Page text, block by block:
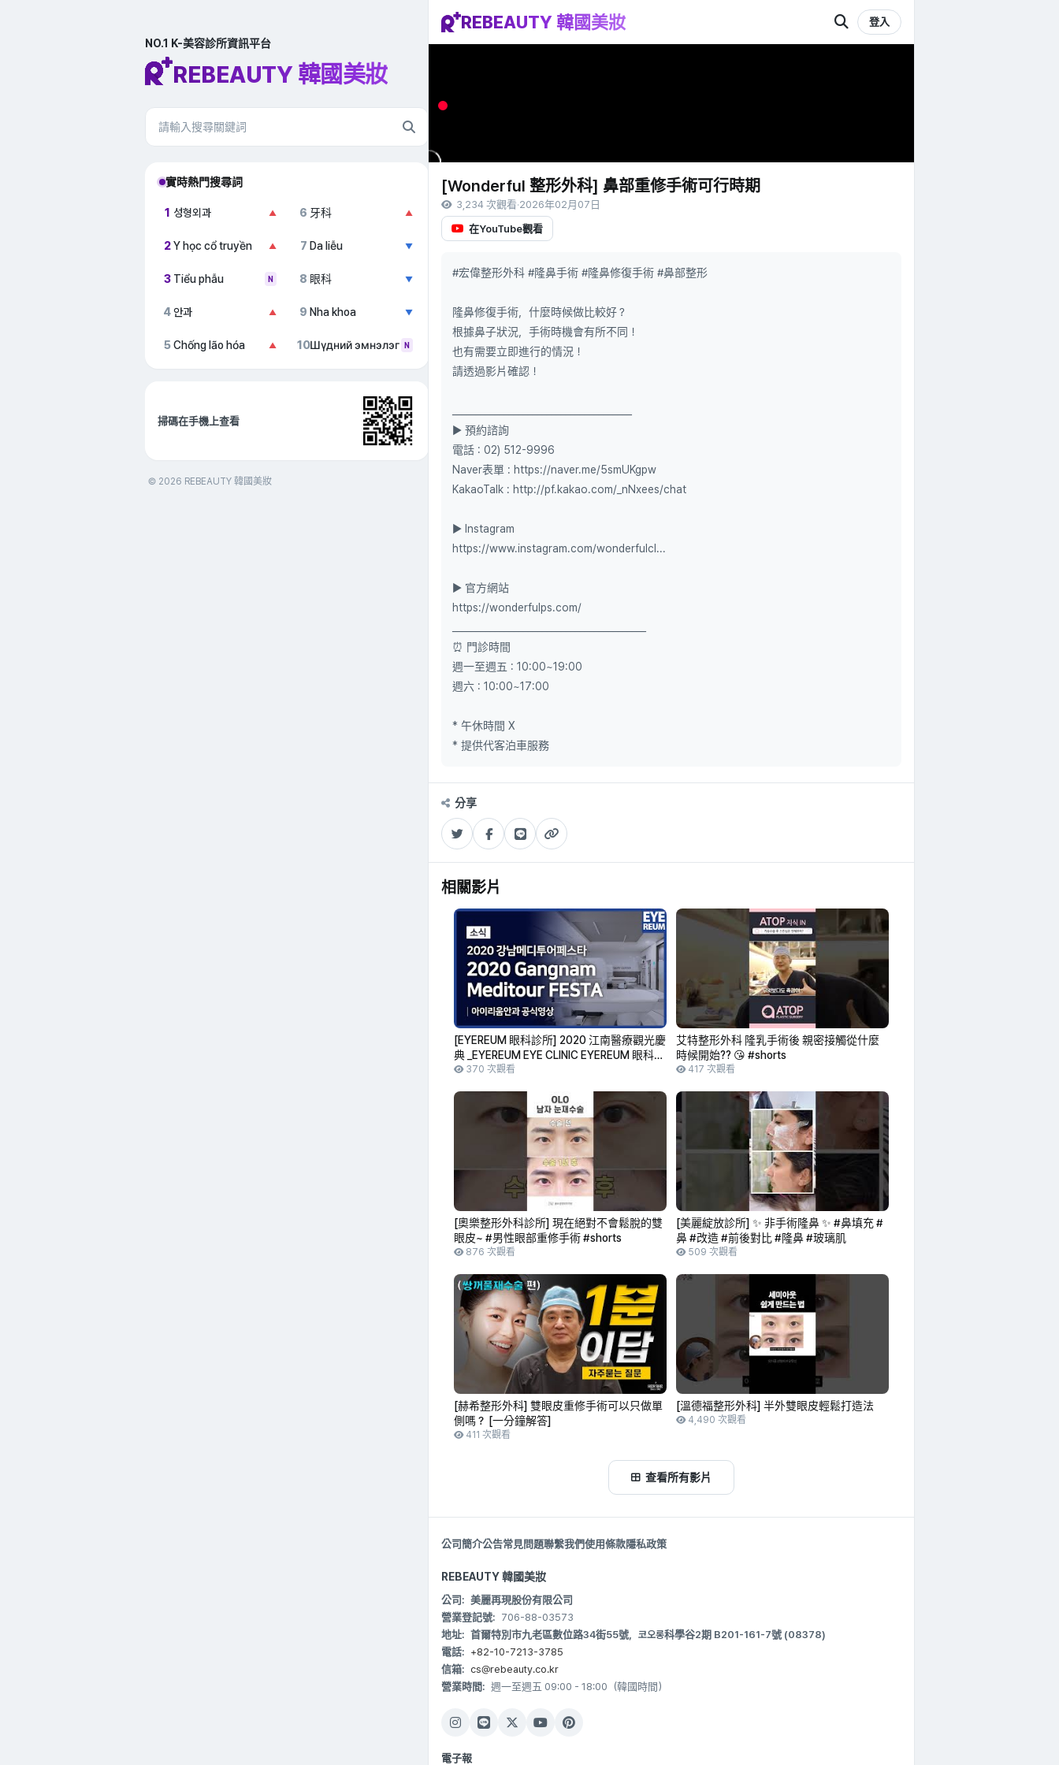
NO.1 K-美容診所資訊平台
REBEAUTY 韓國美妝
實時熱門搜尋詞
1 성형외과 ▲
2 Y học cổ truyền ▲
3 Tiểu phẫu N
4 안과 ▲
5 Chống lão hóa ▲
6 牙科 ▲
7 Da liễu ▼
8 眼科 ▼
9 Nha khoa ▼
10Шүдний эмнэлэг N
掃碼在手機上查看
© 2026 REBEAUTY 韓國美妝
REBEAUTY 韓國美妝 登入
[Wonderful 整形外科] 鼻部重修手術可行時期
3,234 次觀看·2026年02月07日
在YouTube觀看
#宏偉整形外科 #隆鼻手術 #隆鼻修復手術 #鼻部整形
隆鼻修復手術，什麼時候做比較好？
根據鼻子狀況，手術時機會有所不同！
也有需要立即進行的情況！
請透過影片確認！
▶ 預約諮詢
電話 : 02) 512-9996
Naver表單 : https://naver.me/5smUKgpw
KakaoTalk : http://pf.kakao.com/_nNxees/chat
▶ Instagram
https://www.instagram.com/wonderfulcl...
▶ 官方網站
https://wonderfulps.com/
⏰ 門診時間
週一至週五 : 10:00~19:00
週六 : 10:00~17:00
* 午休時間 X
* 提供代客泊車服務
分享
相關影片
[EYEREUM 眼科診所] 2020 江南醫療觀光慶
典 _EYEREUM EYE CLINIC EYEREUM 眼科診
所 官方影片
370 次觀看
艾特整形外科 隆乳手術後 親密接觸從什麼
時候開始?? 😘 #shorts
417 次觀看
[奧樂整形外科診所] 現在絕對不會鬆脫的雙
眼皮~ #男性眼部重修手術 #shorts
876 次觀看
[美麗綻放診所] ✨ 非手術隆鼻 ✨ #鼻填充 #
鼻 #改造 #前後對比 #隆鼻 #玻璃肌
509 次觀看
[赫希整形外科] 雙眼皮重修手術可以只做單
側嗎？ [一分鐘解答]
411 次觀看
[溫德福整形外科] 半外雙眼皮輕鬆打造法
4,490 次觀看
查看所有影片
公司簡介公告常見問題聯繫我們使用條款隱私政策
REBEAUTY 韓國美妝
公司: 美麗再現股份有限公司
營業登記號: 706-88-03573
地址: 首爾特別市九老區數位路34街55號，코오롱科學谷2期 B201-161-7號 (08378)
電話: +82-10-7213-3785
信箱: cs@rebeauty.co.kr
營業時間: 週一至週五 09:00 - 18:00（韓國時間）
電子報